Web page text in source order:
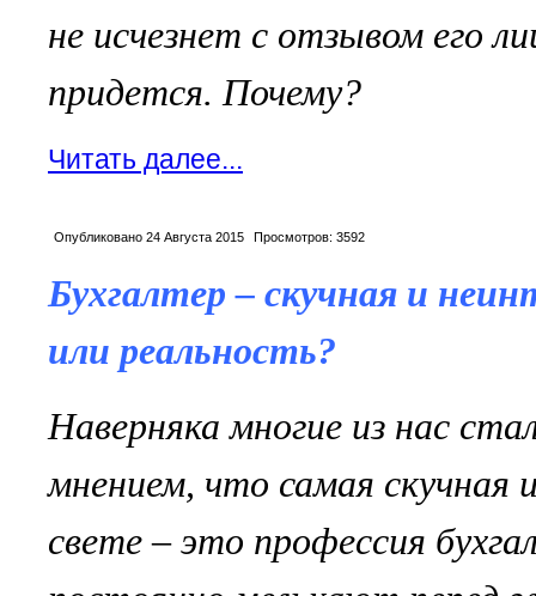
не исчезнет с отзывом его
придется. Почему?
Читать далее...
Опубликовано 24 Августа 2015 Просмотров: 3592
Бухгалтер – скучная и
или реальность?
Наверняка многие из нас
мнением, что самая скучная
свете – это профессия